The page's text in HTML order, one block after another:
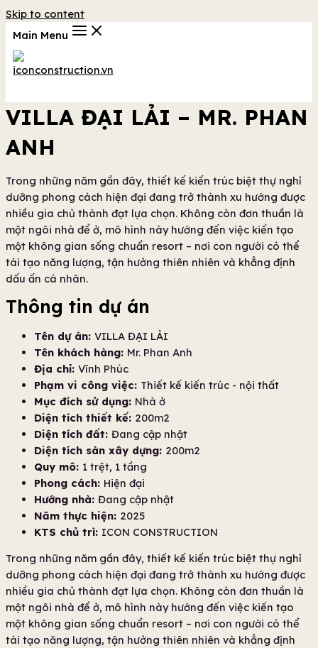
Skip to content
Main Menu
VILLA ĐẠI LẢI – MR. PHAN
ANH
Trong những năm gần đây, thiết kế kiến trúc biệt thự nghỉ
dưỡng phong cách hiện đại đang trở thành xu hướng được
nhiều gia chủ thành đạt lựa chọn. Không còn đơn thuần là
một ngôi nhà để ở, mô hình này hướng đến việc kiến tạo
một không gian sống chuẩn resort – nơi con người có thể
tái tạo năng lượng, tận hưởng thiên nhiên và khẳng định
dấu ấn cá nhân.
Thông tin dự án
Tên dự án: VILLA ĐẠI LẢI
Tên khách hàng: Mr. Phan Anh
Địa chỉ: Vĩnh Phúc
Phạm vi công việc: Thiết kế kiến trúc - nội thất
Mục đích sử dụng: Nhà ở
Diện tích thiết kế: 200m2
Diện tích đất: Đang cập nhật
Diện tích sàn xây dựng: 200m2
Quy mô: 1 trệt, 1 tầng
Phong cách: Hiện đại
Hướng nhà: Đang cập nhật
Năm thực hiện: 2025
KTS chủ trì: ICON CONSTRUCTION
Trong những năm gần đây, thiết kế kiến trúc biệt thự nghỉ
dưỡng phong cách hiện đại đang trở thành xu hướng được
nhiều gia chủ thành đạt lựa chọn. Không còn đơn thuần là
một ngôi nhà để ở, mô hình này hướng đến việc kiến tạo
một không gian sống chuẩn resort – nơi con người có thể
tái tạo năng lượng, tận hưởng thiên nhiên và khẳng định